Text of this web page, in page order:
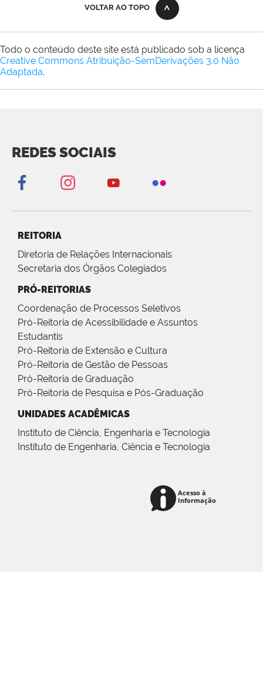
VOLTAR AO TOPO
Todo o conteúdo deste site está publicado sob a licença
Creative Commons Atribuição-SemDerivações 3.0 Não
Adaptada.
REDES SOCIAIS
REITORIA
Diretoria de Relações Internacionais
Secretaria dos Órgãos Colegiados
PRÓ-REITORIAS
Coordenação de Processos Seletivos
Pró-Reitoria de Acessibilidade e Assuntos
Estudantis
Pró-Reitoria de Extensão e Cultura
Pró-Reitoria de Gestão de Pessoas
Pró-Reitoria de Graduação
Pró-Reitoria de Pesquisa e Pós-Graduação
UNIDADES ACADÊMICAS
Instituto de Ciência, Engenharia e Tecnologia
Instituto de Engenharia, Ciência e Tecnologia